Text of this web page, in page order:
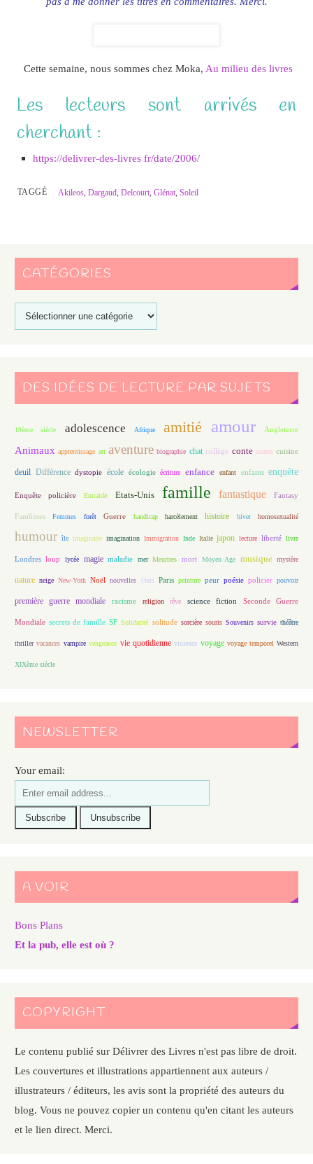
Cette semaine, nous sommes chez Moka, Au milieu des livres
Les lecteurs sont arrivés en
cherchant :
https://delivrer-des-livres fr/date/2006/
TAGGÉ Akileos ,Dargaud ,Delcourt ,Glénat ,Soleil
CATÉGORIES
DES IDÉES DE LECTURE PAR SUJETS
19ème siècle adolescence Afrique amitié amour Angleterre
Animaux apprentissage art aventure biographie chat collège conte contes cuisine
deuil Différence dystopie école écologie écriture enfance enfant enfants enquête
Enquête policière Entraide Etats-Unis famille fantastique Fantasy
Fantômes Femmes forêt Guerre handicap harcèlement histoire hiver homosexualité
humour île imaginaire imagination Immigration Inde Italie japon lecture liberté livre
Londres loup lycée magie maladie mer Meurtres mort Moyen Age musique mystère
nature neige New-York Noël nouvelles Ours Paris peinture peur poésie policier pouvoir
première guerre mondiale racisme religion rêve science fiction Seconde Guerre
Mondiale secrets de famille SF Solidarité solitude sorcière souris Souvenirs survie théâtre
thriller vacances vampire vengeance vie quotidienne violence voyage voyage temporel Western
XIXème siècle
NEWSLETTER
Your email:
A VOIR
Bons Plans
Et la pub, elle est où ?
COPYRIGHT
Le contenu publié sur Délivrer des Livres n'est pas libre de droit.
Les couvertures et illustrations appartiennent aux auteurs /
illustrateurs / éditeurs, les avis sont la propriété des auteurs du
blog. Vous ne pouvez copier un contenu qu'en citant les auteurs
et le lien direct. Merci.